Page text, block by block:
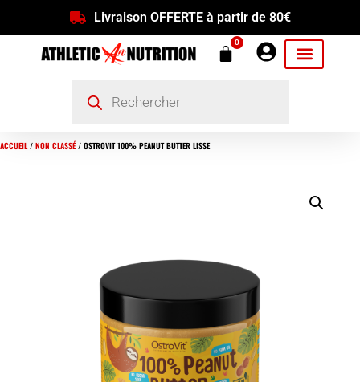
Livraison OFFERTE à partir de 80€
0
ACCUEIL/ NON CLASSÉ/ OSTROVIT 100% PEANUT BUTTER LISSE